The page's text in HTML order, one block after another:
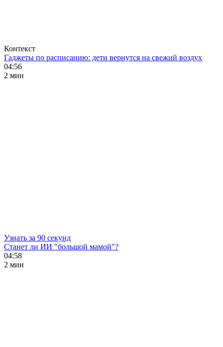
Контекст
Гаджеты по расписанию: дети вернутся на свежий воздух
04:56
2 мин
Узнать за 90 секунд
Станет ли ИИ "большой мамой"?
04:58
2 мин